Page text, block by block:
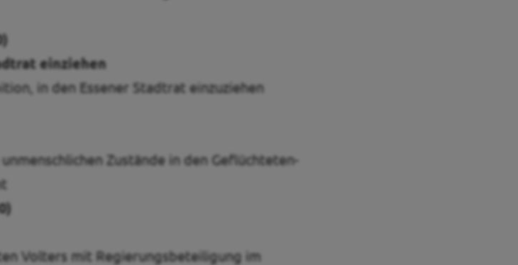
einziehen
in den Essener Stadtrat einzuziehen
Zustände in den Geflüchteten-
Volters mit Regierungsbeteiligung im